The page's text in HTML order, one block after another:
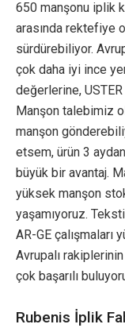
650 manşonu iplik
arasında rektefiye
sürdürebiliyor.
çok daha iyi ince
değerlerine,
Manşon talebimiz
manşon
etsem, ürün 3
büyük bir avantaj.
yüksek manşon
yaşamıyoruz.
AR-GE
Avrupalı
çok başarılı
Rubenis İplik